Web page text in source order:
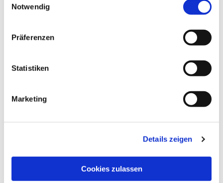
Notwendig
Präferenzen
Statistiken
Marketing
Details zeigen
Cookies zulassen
Dies könnte Sie auch